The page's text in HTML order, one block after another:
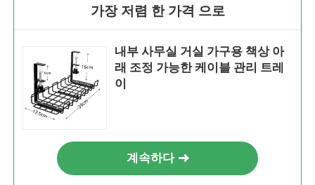
가장 저렴 한 가격 으로
내부 사무실 거실 가구용 책상 아
래 조정 가능한 케이블 관리 트레
이
계속하다